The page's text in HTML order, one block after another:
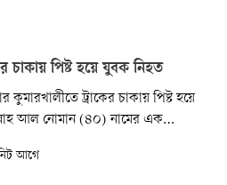
চাকায় পিষ্ট হয়ে যুবক নিহত
কুমারখালীতে ট্রাকের চাকায় পিষ্ট হয়ে
আল নোমান (৪০) নামের এক
রাজবাড়ী আঞ্চলিক মহাসড়কের কুমারখালী
আগে